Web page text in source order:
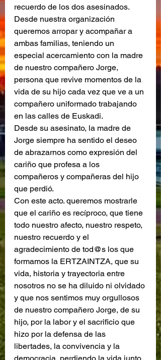
recuerdo de los dos asesinados.
Desde nuestra organización
queremos arropar y acompañar a
ambas familias, teniendo un
especial acercamiento con la madre
de nuestro compañero Jorge,
persona que revive momentos de la
vida de su hijo cada vez que ve a un
compañero uniformado trabajando
en las calles de Euskadi.
Desde su asesinato, la madre de
Jorge siempre ha sentido el deseo
de abrazarnos como expresión del
cariño que profesa a los
compañeros y compañeras del hijo
que perdió.
Con este acto. queremos mostrarle
que el cariño es recíproco, que tiene
todo nuestro afecto, nuestro respeto,
nuestro recuerdo y el
agradecimiento de tod@s los que
formamos la ERTZAINTZA, que su
vida, historia y trayectoria entre
nosotros no se ha diluido ni olvidado
y que nos sentimos muy orgullosos
de nuestro compañero Jorge, de su
hijo, por la labor y el sacrificio que
hizo por la defensa de las
libertades, la convivencia y la